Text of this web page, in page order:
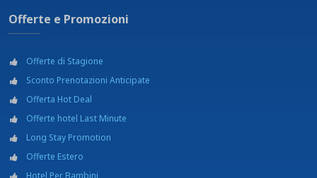
Offerte e Promozioni
Offerte di Stagione
Sconto Prenotazioni Anticipate
Offerta Hot Deal
Offerte hotel Last Minute
Long Stay Promotion
Offerte Estero
Hotel Per Bambini